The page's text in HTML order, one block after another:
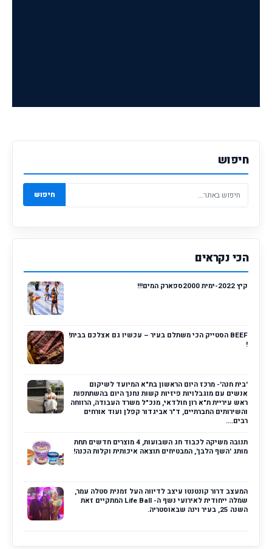
חיפוש
חיפוש
הכי נקראים
קיץ 2022-ימית 2000ספארק המים!!!
BEEF הסטייק הכי משתלם בעיר – עכשיו גם אצלכם בבית!
!
'בית חנה'- מרכז היום הראשון בת"א המיועד לשיקום
אנשים עם מוגבלויות פיזיות קשות נחנך היום בהשתתפות
ראש עיריית ת"א רון חולדאי, מנכ"ל משרד העבודה, הרווחה
והשירותים החברתיים, ד"ר אביגדור קפלן ועוד אורחים
רבים....
תנובה משיקה לכבוד חג השבועות, 4 מוצרים חדשים תחת
מותג 'השף הלבן', המבטיחים תוצאה איכותית וקלות הכנה!
המעצב דרור קונטנטו עיצב לדיווה העל זמנית סטלה עמר,
שמלה ייחודית לאירועי נשף ה- Life Ball המתקיים זאת
השנה 25, בעיר וינה שבאוסטריה.